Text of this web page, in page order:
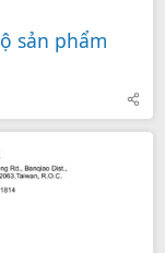
sản phẩm